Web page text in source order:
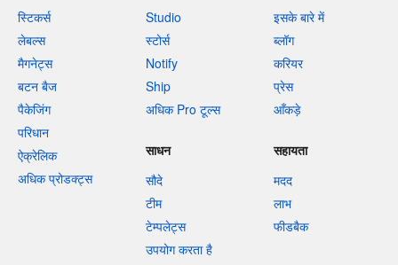
स्टिकर्स
लेबल्स
मैगनेट्स
बटन बैज
पैकेजिंग
परिधान
ऐक्रेलिक
अधिक प्रोडक्ट्स
Studio
स्टोर्स
Notify
Ship
अधिक Pro टूल्स
इसके बारे में
ब्लॉग
करियर
प्रेस
आँकड़े
साधन
सौदे
टीम
टेम्पलेट्स
उपयोग करता है
सहायता
मदद
लाभ
फीडबैक